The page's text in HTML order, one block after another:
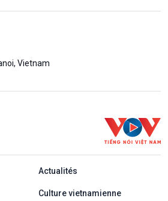
Vietnam
Pháp
Actualités
Culture vietnamienne